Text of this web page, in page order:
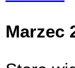
Marzec